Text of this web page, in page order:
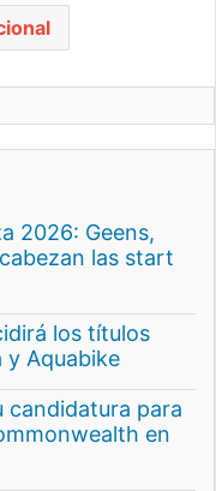
2026: Geens,
las start
los títulos
y Aquabike
candidatura para
en